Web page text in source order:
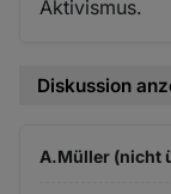
Aktivismus.
Diskussion
A.Müller (nicht